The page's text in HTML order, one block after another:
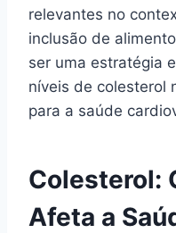
relevantes no
inclusão de
ser uma estratégia
níveis de colesterol
para a saúde
Colesterol:
Afeta a